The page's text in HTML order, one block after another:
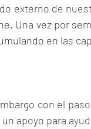
externo de
Una vez por
en las
con el
apoyo para